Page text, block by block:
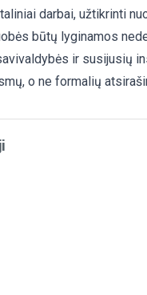
darbai, užtikrinti
būtų lyginamos
ir susijusių
o ne formalių